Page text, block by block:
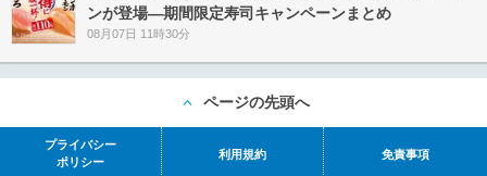
ンが登場―期間限定寿司キャンペーンまとめ
08月07日 11時30分
ページの先頭へ
プライバシー
ポリシー
利用規約 免責事項